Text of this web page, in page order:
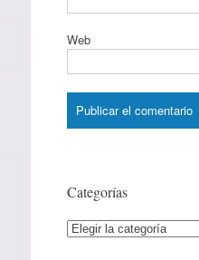
Web
Categorías
Categorías